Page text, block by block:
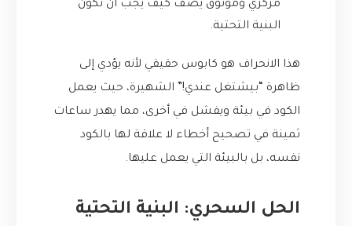
مركزي وموثوق يصف كيف يجب أن تكون
البنية التحتية.
هذا الانحراف هو كابوس حقيقي لأنه يؤدي إلى
ظاهرة “بيشتغل عندي!” الشهيرة، حيث يعمل
الكود في بيئة ويفشل في أخرى، مما يهدر ساعات
ثمينة في تصحيح أخطاء لا علاقة لها بالكود
نفسه، بل بالبيئة التي يعمل عليها.
الحل السحري: البنية التحتية